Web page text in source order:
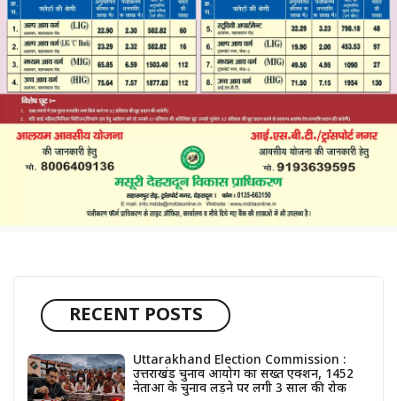
RECENT POSTS
Uttarakhand Election Commission :
उत्तराखंड चुनाव आयोग का सख्त एक्शन, 1452
नेताओं के चुनाव लड़ने पर लगी 3 साल की रोक